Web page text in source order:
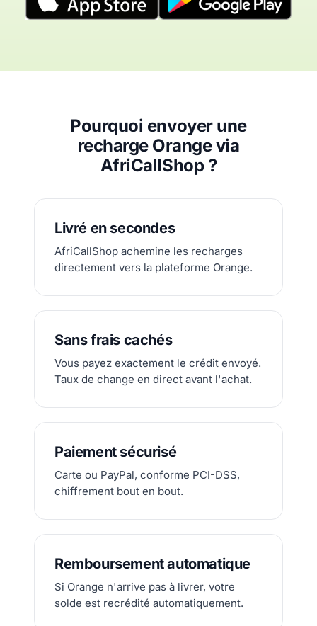
Pourquoi envoyer une
recharge Orange via
AfriCallShop ?
Livré en secondes
AfriCallShop achemine les recharges
directement vers la plateforme Orange.
Sans frais cachés
Vous payez exactement le crédit envoyé.
Taux de change en direct avant l'achat.
Paiement sécurisé
Carte ou PayPal, conforme PCI-DSS,
chiffrement bout en bout.
Remboursement automatique
Si Orange n'arrive pas à livrer, votre
solde est recrédité automatiquement.